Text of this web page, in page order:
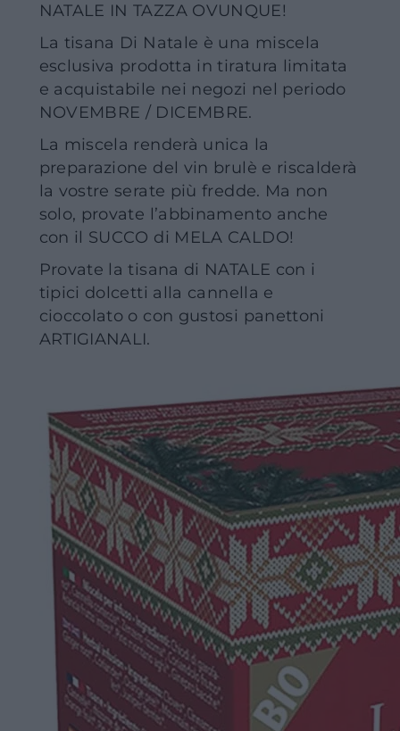
NATALE IN TAZZA OVUNQUE!
La tisana Di Natale è una miscela
esclusiva prodotta in tiratura limitata
e acquistabile nei negozi nel periodo
NOVEMBRE / DICEMBRE.
La miscela renderà unica la
preparazione del vin brulè e riscalderà
la vostre serate più fredde. Ma non
solo, provate l’abbinamento anche
con il SUCCO di MELA CALDO!
Provate la tisana di NATALE con i
tipici dolcetti alla cannella e
cioccolato o con gustosi panettoni
ARTIGIANALI.